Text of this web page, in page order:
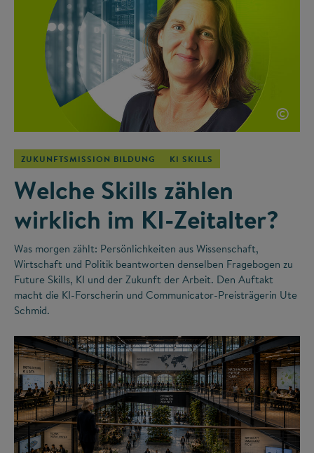
©
ZUKUNFTSMISSION BILDUNG KI SKILLS
Welche Skills zählen
wirklich im KI-Zeitalter?
Was morgen zählt: Persönlichkeiten aus Wissenschaft,
Wirtschaft und Politik beantworten denselben Fragebogen zu
Future Skills, KI und der Zukunft der Arbeit. Den Auftakt
macht die KI-Forscherin und Communicator-Preisträgerin Ute
Schmid.